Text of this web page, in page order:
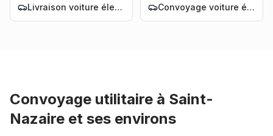
Livraison voiture électrique Nantes Convoyage voiture électrique Nantes
Convoyage utilitaire à Saint-
Nazaire et ses environs